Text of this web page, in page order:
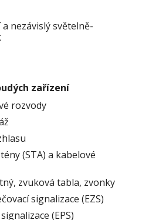
nezávislý světelně-
zařízení
rozvody
(STA) a kabelové
zvuková tabla, zvonky
signalizace (EZS)
(EPS)